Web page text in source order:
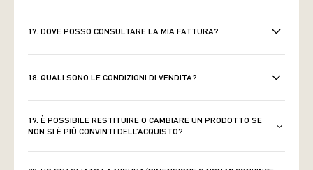
17. DOVE POSSO CONSULTARE LA MIA FATTURA?
18. QUALI SONO LE CONDIZIONI DI VENDITA?
19. È POSSIBILE RESTITUIRE O CAMBIARE UN PRODOTTO SE
NON SI È PIÙ CONVINTI DELL’ACQUISTO?